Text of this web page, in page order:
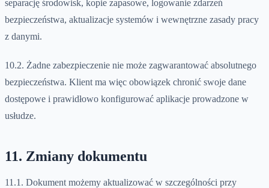
separację środowisk, kopie zapasowe, logowanie zdarzeń
bezpieczeństwa, aktualizacje systemów i wewnętrzne zasady pracy
z danymi.
10.2. Żadne zabezpieczenie nie może zagwarantować absolutnego
bezpieczeństwa. Klient ma więc obowiązek chronić swoje dane
dostępowe i prawidłowo konfigurować aplikacje prowadzone w
usłudze.
11. Zmiany dokumentu
11.1. Dokument możemy aktualizować w szczególności przy